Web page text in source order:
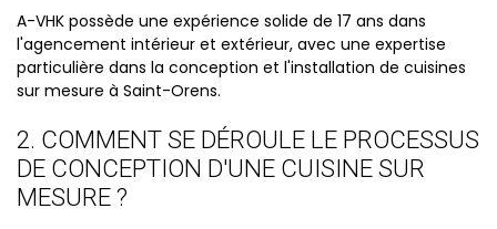
A-VHK possède une expérience solide de 17 ans dans
l'agencement intérieur et extérieur, avec une expertise
particulière dans la conception et l'installation de cuisines
sur mesure à Saint-Orens.
2. COMMENT SE DÉROULE LE PROCESSUS
DE CONCEPTION D'UNE CUISINE SUR
MESURE ?